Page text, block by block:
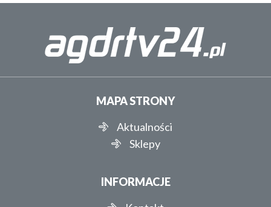
MAPA STRONY
Aktualności
Sklepy
INFORMACJE